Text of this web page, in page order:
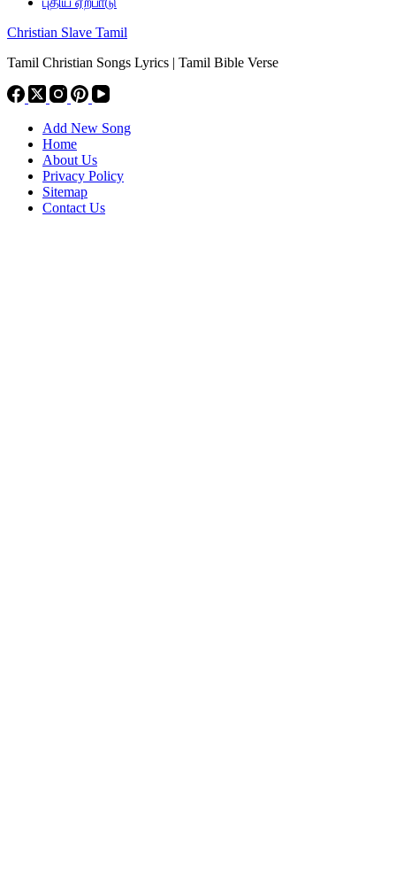
Christian Slave Tamil
Tamil Christian Songs Lyrics | Tamil Bible Verse
Add New Song
Home
About Us
Privacy Policy
Sitemap
Contact Us